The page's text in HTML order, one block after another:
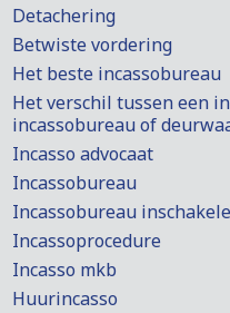
Detachering
Betwiste vordering
Het beste incassobureau
Het verschil tussen een
incassobureau of
Incasso advocaat
Incassobureau
Incassobureau
Incassoprocedure
Incasso mkb
Huurincasso